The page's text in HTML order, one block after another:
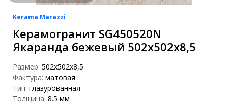
Kerama Marazzi
Керамогранит SG450520N
Якаранда бежевый 502х502х8,5
Размер: 502х502х8,5
Фактура: матовая
Тип: глазурованная
Толщина: 8.5 мм